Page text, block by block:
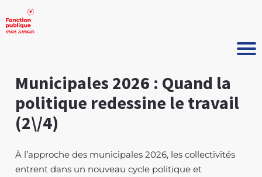
Municipales 2026 : Quand la
politique redessine le travail
(2\/4)
À l’approche des municipales 2026, les collectivités
entrent dans un nouveau cycle politique et